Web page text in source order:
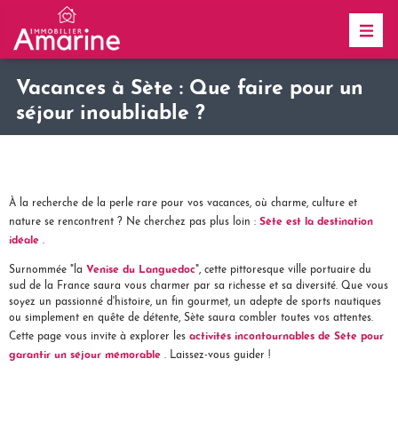
Vacances à Sète : Que faire pour un
séjour inoubliable ?
À la recherche de la perle rare pour vos vacances, où charme, culture et
nature se rencontrent ? Ne cherchez pas plus loin : Sète est la destination
idéale .
Surnommée "la Venise du Languedoc", cette pittoresque ville portuaire du
sud de la France saura vous charmer par sa richesse et sa diversité. Que vous
soyez un passionné d'histoire, un fin gourmet, un adepte de sports nautiques
ou simplement en quête de détente, Sète saura combler toutes vos attentes.
Cette page vous invite à explorer les activités incontournables de Sète pour
garantir un séjour mémorable . Laissez-vous guider !